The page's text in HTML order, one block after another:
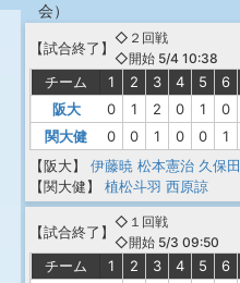
会）
【試合終了 】
◇２回戦
◇開始 5/4 10:38
チーム 1 2 3 4 5 6
阪大
0 1 2 0 1 0
関大健
0 0 1 0 0 1
【阪大】
伊藤暁 松本憲治 久保
【関大健】
植松斗羽 西原諒
【試合終了 】
◇１回戦
◇開始 5/3 09:50
チーム 1 2 3 4 5 6